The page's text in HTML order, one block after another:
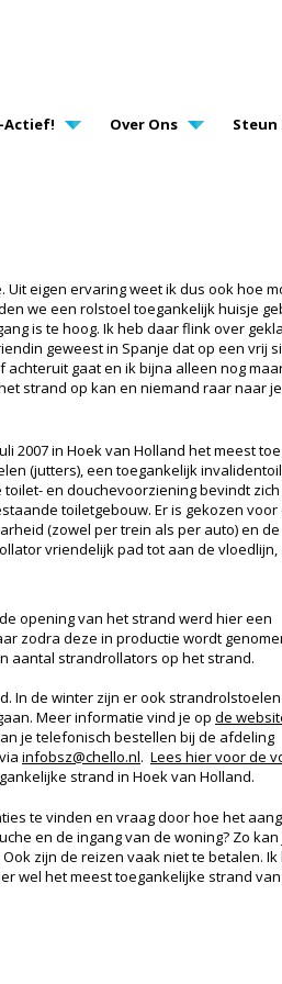
Actief! Over Ons
eigen ervaring weet ik dus ook hoe
we een rolstoel toegankelijk huisje
is te hoog. Ik heb daar flink over
geweest in Spanje dat op een vrij
gaat en ik bijna alleen nog
strand op kan en niemand raar naar
2007 in Hoek van Holland het meest
(jutters), een toegankelijk
en douchevoorziening bevindt
toiletgebouw. Er is gekozen voor
(zowel per trein als per auto) en de
vriendelijk pad tot aan de vloedlijn,
opening van het strand werd hier een
zodra deze in productie wordt
aantal strandrollators op het strand.
In de winter zijn er ook strandrolstoelen
Meer informatie vind je op de
je telefonisch bestellen bij de afdeling
infobsz@chello.nl. Lees hier voor de
strand in Hoek van Holland.
te vinden en vraag door hoe het
en de ingang van de woning? Zo
zijn de reizen vaak niet te betalen.
wel het meest toegankelijke strand